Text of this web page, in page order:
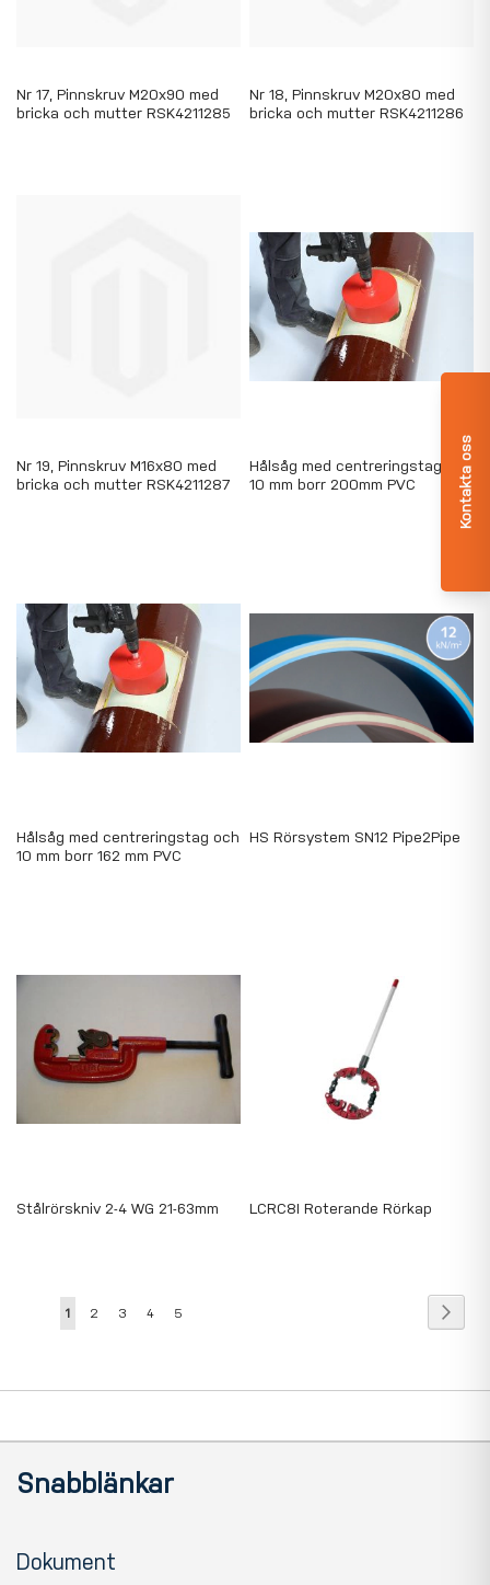
Kontakta oss
Nr 17, Pinnskruv M20x90 med
bricka och mutter RSK4211285
Nr 18, Pinnskruv M20x80 med
bricka och mutter RSK4211286
Nr 19, Pinnskruv M16x80 med
bricka och mutter RSK4211287
Hålsåg med centreringstag och
10 mm borr 200mm PVC
Hålsåg med centreringstag och
10 mm borr 162 mm PVC
HS Rörsystem SN12 Pipe2Pipe
Stålrörskniv 2-4 WG 21-63mm LCRC8I Roterande Rörkap
You're
1 Page
2 Page
3 Page
4 Page
5
Snabblänkar
Dokument